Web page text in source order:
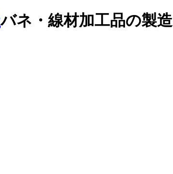
バネ・線材加工品の製造